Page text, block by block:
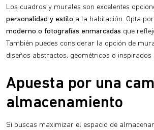
Los cuadros y murales son excelentes
personalidad y estilo a la habitación. Opta
moderno o fotografías enmarcadas que
También puedes considerar la opción de
diseños abstractos, geométricos o inspirados
Apuesta por una
almacenamiento
Si buscas maximizar el espacio de